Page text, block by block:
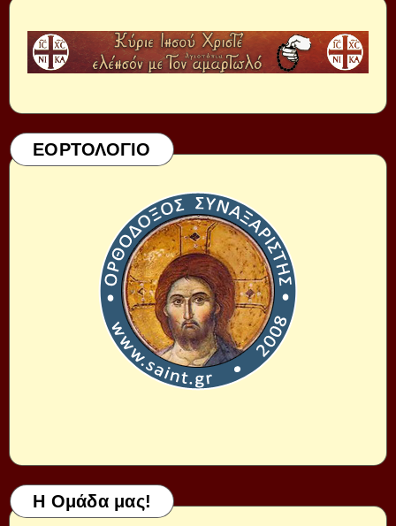
ΕΟΡΤΟΛΟΓΙΟ
Η Ομάδα μας!